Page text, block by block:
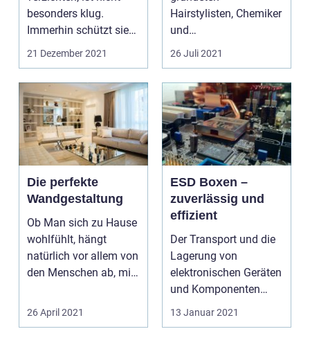
besonders klug.
Immerhin schützt sie
uns vor zahlre...
21 Dezember 2021
Hairstylisten, Chemiker
und
Produktenthusiasten
Amika. 2015...
26 Juli 2021
Die perfekte
Wandgestaltung
Ob Man sich zu Hause
wohlfühlt, hängt
natürlich vor allem von
den Menschen ab, mit
zusamme...
26 April 2021
ESD Boxen –
zuverlässig und
effizient
Der Transport und die
Lagerung von
elektronischen Geräten
und Komponenten
sind nicht immer
13 Januar 2021